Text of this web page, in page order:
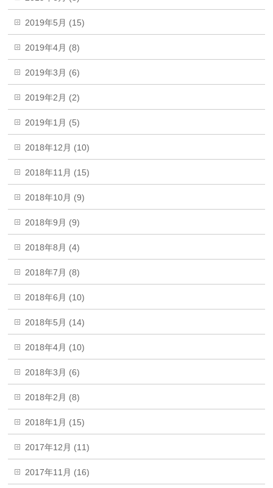
2019年5月 (15)
2019年4月 (8)
2019年3月 (6)
2019年2月 (2)
2019年1月 (5)
2018年12月 (10)
2018年11月 (15)
2018年10月 (9)
2018年9月 (9)
2018年8月 (4)
2018年7月 (8)
2018年6月 (10)
2018年5月 (14)
2018年4月 (10)
2018年3月 (6)
2018年2月 (8)
2018年1月 (15)
2017年12月 (11)
2017年11月 (16)